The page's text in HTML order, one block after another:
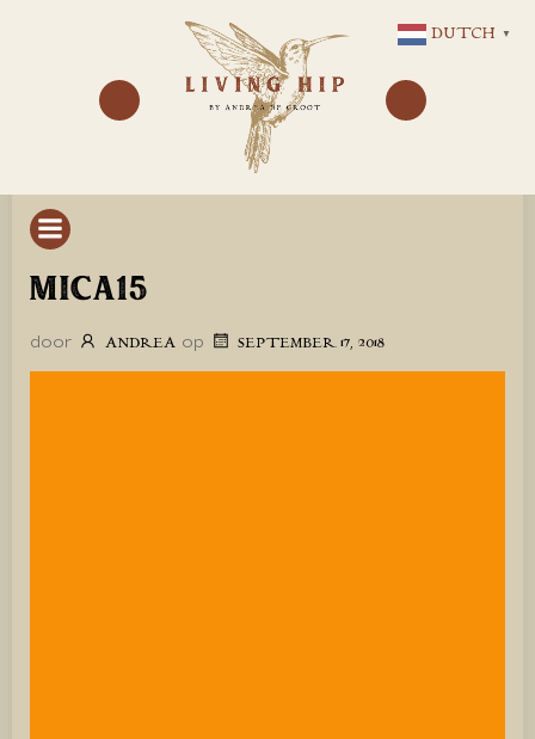
NAAR
DE
INHOUD
MICA15
door ANDREA op SEPTEMBER 17, 2018
DUTCH ▼